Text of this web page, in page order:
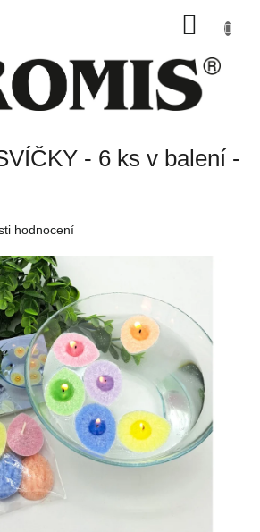
- 6 ks v balení -
hodnocení